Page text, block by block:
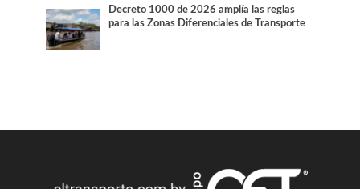
Decreto 1000 de 2026 amplía las reglas
para las Zonas Diferenciales de Transporte